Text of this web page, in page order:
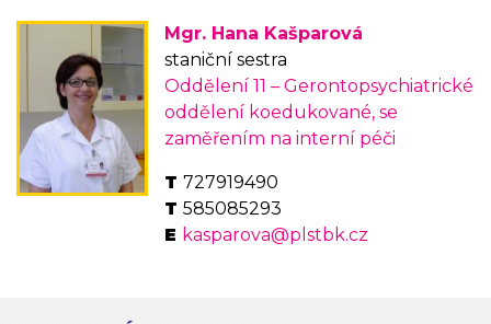
Mgr. Hana Kašparová
staniční sestra
Oddělení 11 – Gerontopsychiatrické
oddělení koedukované, se
zaměřením na interní péči
727919490
585085293
kasparova@plstbk.cz